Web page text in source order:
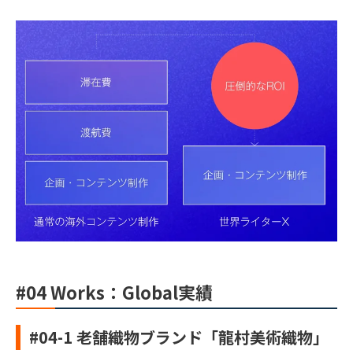
#04Works：Global実績
#04-1 老舗織物ブランド「龍村美術織物」